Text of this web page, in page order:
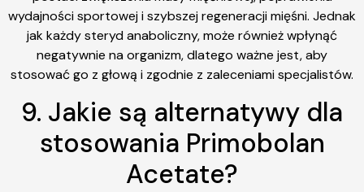
wydajności sportowej i szybszej regeneracji mięśni. Jednak
jak każdy steryd anaboliczny, może również wpłynąć
negatywnie na organizm, dlatego ważne jest, aby
stosować go z głową i zgodnie z zaleceniami specjalistów.
9. Jakie są alternatywy dla
stosowania Primobolan
Acetate?